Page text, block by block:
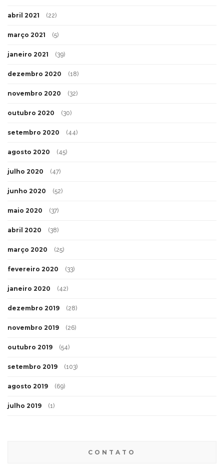
abril 2021 (22)
março 2021 (5)
janeiro 2021 (39)
dezembro 2020 (18)
novembro 2020 (32)
outubro 2020 (30)
setembro 2020 (44)
agosto 2020 (45)
julho 2020 (47)
junho 2020 (52)
maio 2020 (37)
abril 2020 (38)
março 2020 (25)
fevereiro 2020 (33)
janeiro 2020 (42)
dezembro 2019 (28)
novembro 2019 (26)
outubro 2019 (54)
setembro 2019 (103)
agosto 2019 (69)
julho 2019 (1)
CONTATO